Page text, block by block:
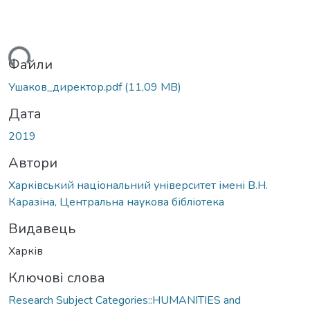
Файли
Ушаков_директор.pdf(11,09 MB)
Дата
2019
Автори
Харківський національний університет імені В.Н.
Каразіна, Центральна наукова бібліотека
Видавець
Харків
Ключові слова
Research Subject Categories::HUMANITIES and